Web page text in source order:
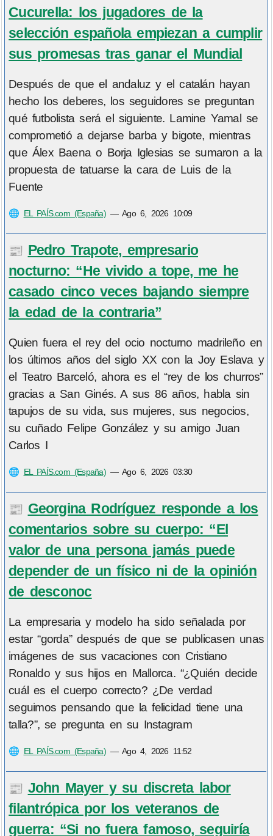
Cucurella: los jugadores de la
selección española empiezan a cumplir
sus promesas tras ganar el Mundial
Después de que el andaluz y el catalán hayan
hecho los deberes, los seguidores se preguntan
qué futbolista será el siguiente. Lamine Yamal se
comprometió a dejarse barba y bigote, mientras
que Álex Baena o Borja Iglesias se sumaron a la
propuesta de tatuarse la cara de Luis de la
Fuente
🌐 EL PAÍS.com (España)—Ago 6, 2026 10:09
📰 Pedro Trapote, empresario
nocturno: “He vivido a tope, me he
casado cinco veces bajando siempre
la edad de la contraria”
Quien fuera el rey del ocio nocturno madrileño en
los últimos años del siglo XX con la Joy Eslava y
el Teatro Barceló, ahora es el “rey de los churros”
gracias a San Ginés. A sus 86 años, habla sin
tapujos de su vida, sus mujeres, sus negocios,
su cuñado Felipe González y su amigo Juan
Carlos I
🌐 EL PAÍS.com (España)—Ago 6, 2026 03:30
📰 Georgina Rodríguez responde a los
comentarios sobre su cuerpo: “El
valor de una persona jamás puede
depender de un físico ni de la opinión
de desconoc
La empresaria y modelo ha sido señalada por
estar “gorda” después de que se publicasen unas
imágenes de sus vacaciones con Cristiano
Ronaldo y sus hijos en Mallorca. “¿Quién decide
cuál es el cuerpo correcto? ¿De verdad
seguimos pensando que la felicidad tiene una
talla?”, se pregunta en su Instagram
🌐 EL PAÍS.com (España)—Ago 4, 2026 11:52
📰 John Mayer y su discreta labor
filantrópica por los veteranos de
guerra: “Si no fuera famoso, seguiría